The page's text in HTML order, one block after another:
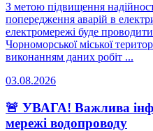
З метою підвищення
попередження аварій в
електромережі буде
Чорноморської міської
виконанням даних робіт ...
03.08.2026
🚨 УВАГА! Важлива
мережі водопроводу